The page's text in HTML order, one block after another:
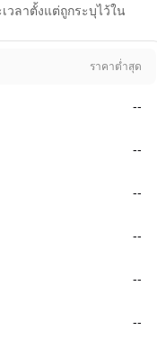
วลาตั้งแต่ถูกระบุไว้ใน
ราคาต่ำสุด
--
--
--
--
--
--